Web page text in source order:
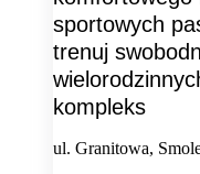
sportowych
trenuj
kompleks
ul. Granitowa,